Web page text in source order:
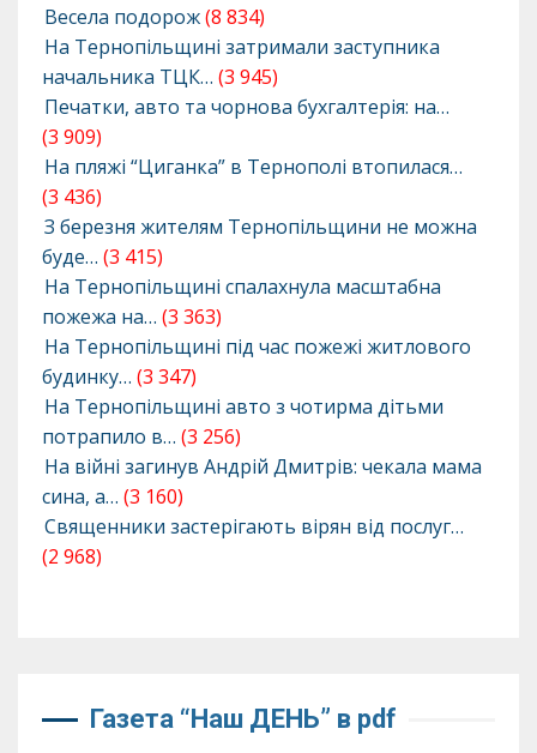
Весела подорож(8 834)
На Тернопільщині затримали заступника
начальника ТЦК… (3 945)
Печатки, авто та чорнова бухгалтерія: на…
(3 909)
На пляжі “Циганка” в Тернополі втопилася…
(3 436)
З березня жителям Тернопільщини не можна
буде… (3 415)
На Тернопільщині спалахнула масштабна
пожежа на… (3 363)
На Тернопільщині під час пожежі житлового
будинку… (3 347)
На Тернопільщині авто з чотирма дітьми
потрапило в… (3 256)
На війні загинув Андрій Дмитрів: чекала мама
сина, а… (3 160)
Священники застерігають вірян від послуг…
(2 968)
Газета “Наш ДЕНЬ” в pdf